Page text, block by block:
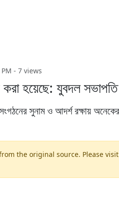
- 7 views
করা হয়েছে: যুবদল সভাপতি
সুনাম ও আদর্শ রক্ষায়
the original source. Please